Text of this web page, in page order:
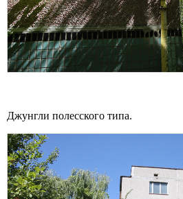
Джунгли полесского типа.